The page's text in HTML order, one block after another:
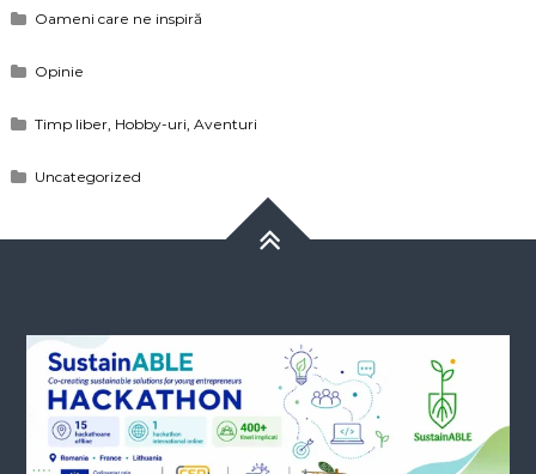
Oameni care ne inspiră
Opinie
Timp liber, Hobby-uri, Aventuri
Uncategorized